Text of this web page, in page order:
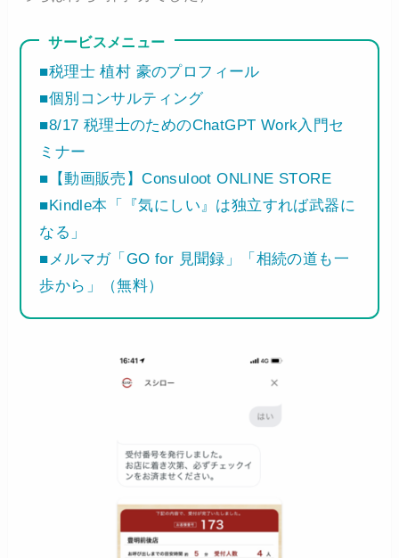
サービスメニュー
■税理士 植村 豪のプロフィール
■個別コンサルティング
■8/17 税理士のためのChatGPT Work入門セ
ミナー
■【動画販売】Consuloot ONLINE STORE
■Kindle本「『気にしい』は独立すれば武器に
なる」
■メルマガ「GO for 見聞録」「相続の道も一
歩から」（無料）